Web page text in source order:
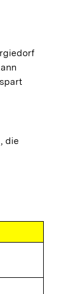
die